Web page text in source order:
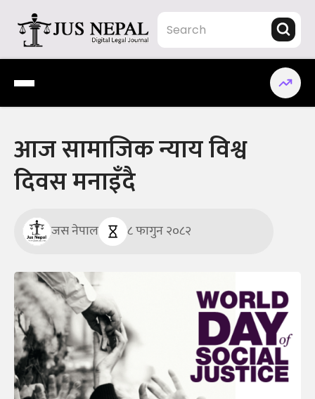
content
Jus Nepal | www.jusnepal.com
Digital Legal Journal
आज सामाजिक न्याय विश्व
दिवस मनाइँदै
जस नेपाल ८ फागुन २०८२